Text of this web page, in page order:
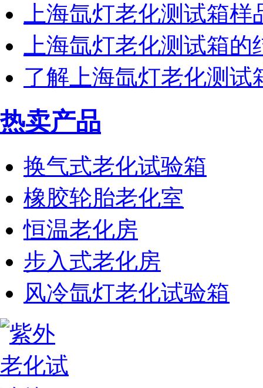
上海氙灯老化测试箱
上海氙灯老化测试箱的
了解上海氙灯老化测试
热卖产品
换气式老化试验箱
橡胶轮胎老化室
恒温老化房
步入式老化房
风冷氙灯老化试验箱